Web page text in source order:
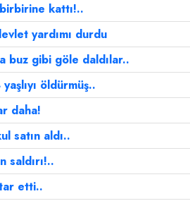
kattı!..
yardımı durdu
buz gibi göle daldılar..
öldürmüş..
daha!
satın aldı..
saldırı!..
etti..